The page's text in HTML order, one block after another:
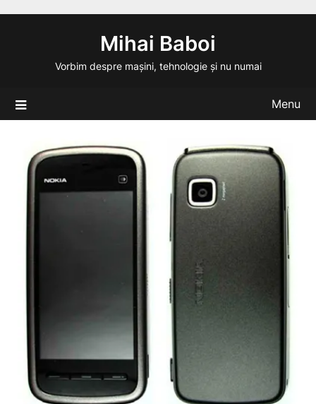
Mihai Baboi
Vorbim despre mașini, tehnologie și nu numai
Menu